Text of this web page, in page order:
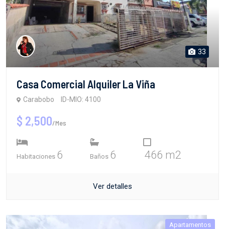
33
Casa Comercial Alquiler La Viña
Carabobo ID-MIO: 4100
$ 2,500/Mes
Habitaciones 6 Baños 6 466 m2
Ver detalles
Apartamentos